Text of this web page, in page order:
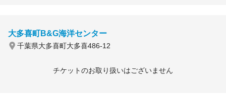
大多喜町B&G海洋センター
千葉県大多喜町大多喜486-12
チケットのお取り扱いはございません